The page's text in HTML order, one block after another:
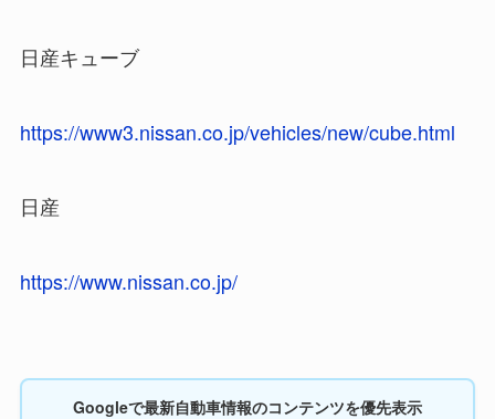
日産キューブ
https://www3.nissan.co.jp/vehicles/new/cube.html
日産
https://www.nissan.co.jp/
Googleで最新自動車情報のコンテンツを優先表示